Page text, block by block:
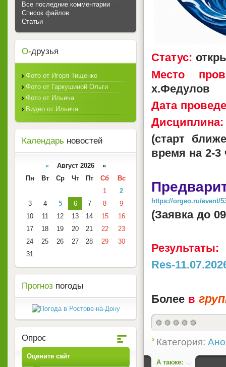
Статус:
Место
х.Федулов
Дата
Дисциплина:
(старт
время на 2-3
https://orgeo.ru/event/
(Заявка до
Результаты:
Res-
Более в
Категория:
А также:
Все последние комментарии
Список файлов
Статьи
О-друзья
Фото от Игоря Тищенко
Фото от Гаркушиной Ольги
Фото от Ильича
Видео от Ильича
Календарь новостей
« Август 2026 »
Пн
Вт Ср Чт Пт Сб
Вс
1
2
3
4 5 6 7 8
9
10
11 12 13 14 15
16
17
18 19 20 21 22
23
24
25 26 27 28 29
30
31
Прогноз погоды
Опрос
Оцените сайт